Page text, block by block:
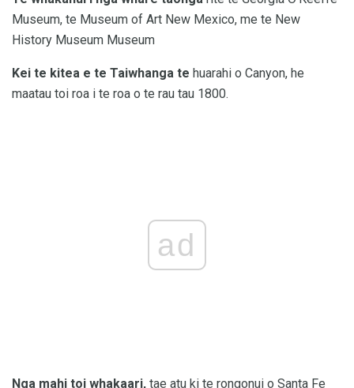
Museum, te Museum of Art New Mexico, me te New
History Museum Museum
Kei te kitea e te Taiwhanga te huarahi o Canyon, he
maatau toi roa i te roa o te rau tau 1800.
ad
Nga mahi toi whakaari, tae atu ki te rongonui o Santa Fe